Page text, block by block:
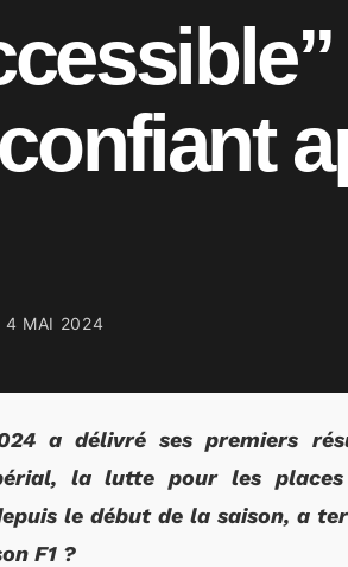
4 MAI 2024
a délivré ses premiers
la lutte pour les
le début de la saison, a
F1 ?